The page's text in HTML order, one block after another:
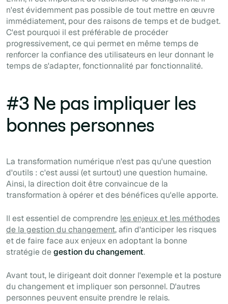
n'est évidemment pas possible de tout mettre en œuvre
immédiatement, pour des raisons de temps et de budget.
C'est pourquoi il est préférable de procéder
progressivement, ce qui permet en même temps de
renforcer la confiance des utilisateurs en leur donnant le
temps de s'adapter, fonctionnalité par fonctionnalité.
#3 Ne pas impliquer les
bonnes personnes
La transformation numérique n'est pas qu'une question
d'outils : c'est aussi (et surtout) une question humaine.
Ainsi, la direction doit être convaincue de la
transformation à opérer et des bénéfices qu'elle apporte.
Il est essentiel de comprendre les enjeux et les méthodes
de la gestion du changement, afin d'anticiper les risques
et de faire face aux enjeux en adoptant la bonne
stratégie degestion du changement.
Avant tout, le dirigeant doit donner l'exemple et la posture
du changement et impliquer son personnel. D'autres
personnes peuvent ensuite prendre le relais.